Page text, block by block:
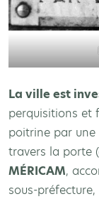
La ville est
perquisitions et
poitrine par
travers la porte
MÉRICAM,
sous-préfecture,